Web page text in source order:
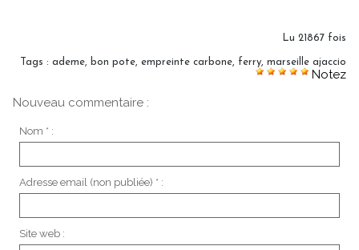
Lu 21867 fois
Tags : ademe, bon pote, empreinte carbone, ferry, marseille ajaccio
Notez
Nouveau commentaire :
Nom * :
Adresse email (non publiée) * :
Site web :